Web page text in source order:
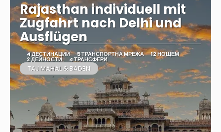
Rajasthan individuell mit
Zugfahrt nach Delhi und
Ausflügen
4 ДЕСТИНАЦИИ 5 ТРАНСПОРТНА МРЕЖА 12 НОЩЕМ
2 ДЕЙНОСТИ 4 ТРАНСФЕРИ
TAJ MAHAL & BADEN